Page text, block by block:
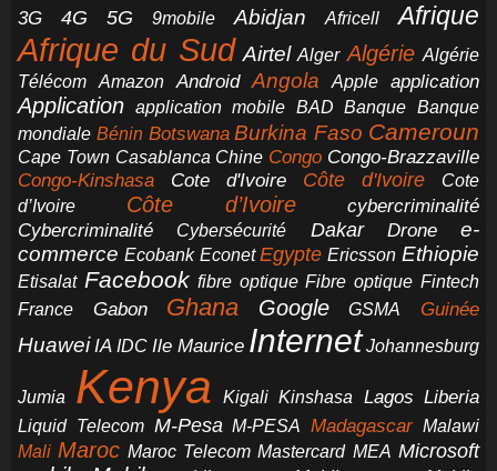
3G 4G 5G 9mobile Abidjan Africell Afrique
Afrique du Sud Airtel Alger Algérie Algérie
Télécom
Amazon Android Angola Apple application
Application application mobile BAD Banque Banque
mondiale Bénin Botswana Burkina Faso Cameroun
Cape Town Casablanca Chine Congo Congo-Brazzaville
Congo-Kinshasa Cote d'Ivoire Côte d'Ivoire
Cote
d’Ivoire
Côte d’Ivoire
cybercriminalité
Cybercriminalité
Cybersécurité Dakar Drone
e-
commerce Ecobank Econet Egypte Ericsson Ethiopie
Etisalat Facebook fibre optique Fibre optique Fintech
France
Gabon Ghana Google GSMA Guinée
Huawei IA IDC Ile Maurice Internet Johannesburg
Jumia Kenya Kigali Kinshasa Lagos Liberia
Liquid Telecom M-Pesa M-PESA Madagascar Malawi
Mali Maroc Maroc Telecom Mastercard MEA Microsoft